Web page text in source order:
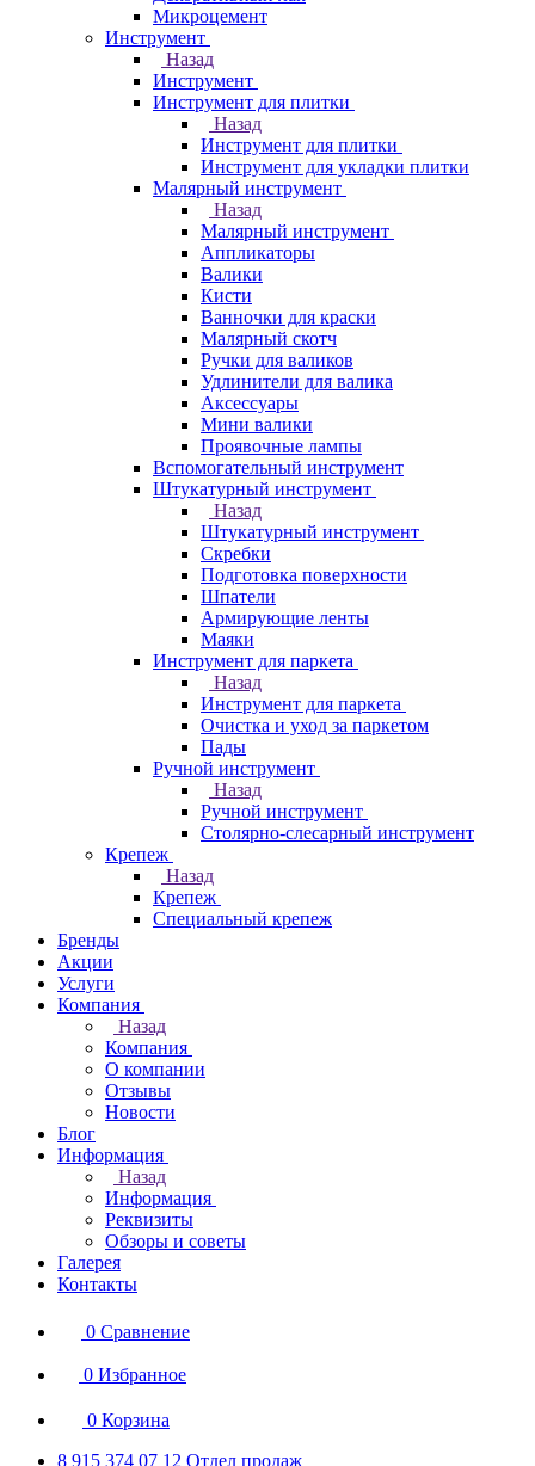
Микроцемент
Инструмент
Назад
Инструмент
Инструмент для плитки
Назад
Инструмент для плитки
Инструмент для укладки плитки
Малярный инструмент
Назад
Малярный инструмент
Аппликаторы
Валики
Кисти
Ванночки для краски
Малярный скотч
Ручки для валиков
Удлинители для валика
Аксессуары
Мини валики
Проявочные лампы
Вспомогательный инструмент
Штукатурный инструмент
Назад
Штукатурный инструмент
Скребки
Подготовка поверхности
Шпатели
Армирующие ленты
Маяки
Инструмент для паркета
Назад
Инструмент для паркета
Очистка и уход за паркетом
Пады
Ручной инструмент
Назад
Ручной инструмент
Столярно-слесарный инструмент
Крепеж
Назад
Крепеж
Специальный крепеж
Бренды
Акции
Услуги
Компания
Назад
Компания
О компании
Отзывы
Новости
Блог
Информация
Назад
Информация
Реквизиты
Обзоры и советы
Галерея
Контакты
0 Сравнение
0 Избранное
0 Корзина
8 915 374 07 12 Отдел продаж